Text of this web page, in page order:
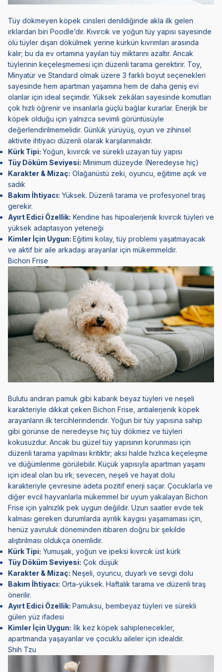
Tüy dökmeyen köpek cinsleri denildiğinde akla ilk gelen
ırklardan biri Poodle’dır. Kıvırcık ve yoğun tüy yapısı sayesinde
ölü tüyler dışarı dökülmek yerine kürkün kıvrımları arasında
kalır; bu da ev ortamına yayılan tüy miktarını azaltır. Ancak
tüylerinin keçeleşmemesi için düzenli tarama gerektirir. Toy,
Minyatür ve Standard olmak üzere 3 farklı boyut seçenekleri
sayesinde hem apartman yaşamına hem de daha geniş evi
olanlar için ideal seçimdir. Yüksek zekâları sayesinde komutları
çok hızlı öğrenir ve insanlarla güçlü bağlar kurarlar. Enerjik bir
köpek olduğu için yalnızca sevimli görüntüsüyle
değerlendirilmemelidir. Günlük yürüyüş, oyun ve zihinsel
aktivite ihtiyacı düzenli olarak karşılanmalıdır.
Kürk Tipi: Yoğun, kıvırcık ve sürekli uzayan tüy yapısı
Tüy Döküm Seviyesi: Minimum düzeyde (Neredeyse hiç)
Karakter & Mizaç: Olağanüstü zeki, oyuncu, eğitime açık ve
sadık
Bakım İhtiyacı: Yüksek. Düzenli tarama ve profesyonel tıraş
gerekir.
Ayırt Edici Özellik: Kendine has hipoalerjenik kıvırcık tüyleri ve
yüksek adaptasyon yeteneği
Kimler İçin Uygun: Eğitimi kolay, tüy problemi yaşatmayacak
ve aktif bir aile arkadaşı arayanlar için mükemmeldir.
Bichon Frise
Bulutu andıran pamuk gibi kabarık beyaz tüyleri ve neşeli
karakteriyle dikkat çeken Bichon Frise , antialerjenik köpek
arayanların ilk tercihlerindendir. Yoğun bir tüy yapısına sahip
gibi görünse de neredeyse hiç tüy dökmez ve tüyleri
kokusuzdur. Ancak bu güzel tüy yapısının korunması için
düzenli tarama yapılması kritiktir; aksi halde hızlıca keçeleşme
ve düğümlenme görülebilir. Küçük yapısıyla apartman yaşamı
için ideal olan bu ırk; sevecen, neşeli ve hayat dolu
karakteriyle çevresine adeta pozitif enerji saçar. Çocuklarla ve
diğer evcil hayvanlarla mükemmel bir uyum yakalayan Bichon
Frise için yalnızlık pek uygun değildir. Uzun saatler evde tek
kalması gereken durumlarda ayrılık kaygısı yaşamaması için,
henüz yavruluk döneminden itibaren doğru bir şekilde
alıştırılması oldukça önemlidir.
Kürk Tipi: Yumuşak, yoğun ve ipeksi kıvırcık üst kürk
Tüy Döküm Seviyesi: Çok düşük
Karakter & Mizaç: Neşeli, oyuncu, duyarlı ve sevgi dolu
Bakım İhtiyacı: Orta-yüksek. Haftalık tarama ve düzenli tıraş
önerilir.
Ayırt Edici Özellik: Pamuksu, bembeyaz tüyleri ve sürekli
gülen yüz ifadesi
Kimler İçin Uygun: İlk kez köpek sahiplenecekler,
apartmanda yaşayanlar ve çocuklu aileler için idealdir.
Shih Tzu